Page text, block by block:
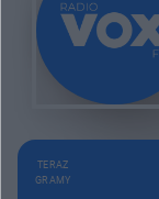
TERAZ
GRAMY